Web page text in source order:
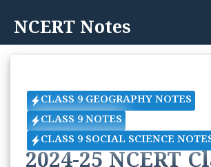
content
NCERT Notes
CLASS 9 GEOGRAPHY NOTES
CLASS 9 NOTES
CLASS 9 SOCIAL SCIENCE